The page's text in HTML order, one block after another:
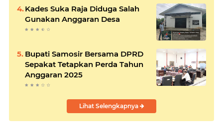
Kades Suka Raja Diduga Salah
Gunakan Anggaran Desa
Bupati Samosir Bersama DPRD
Sepakat Tetapkan Perda Tahun
Anggaran 2025
Lihat Selengkapnya